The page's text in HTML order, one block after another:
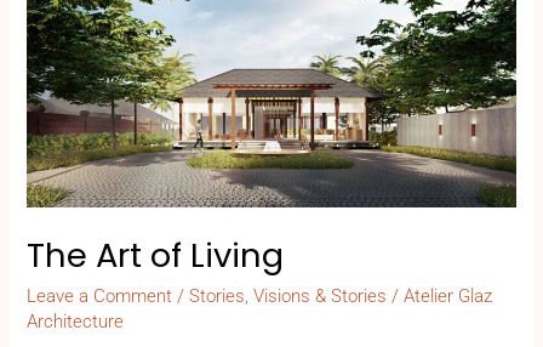
The Art of Living
Leave a Comment /Stories,Visions & Stories /Atelier Glaz
Architecture
of
Living